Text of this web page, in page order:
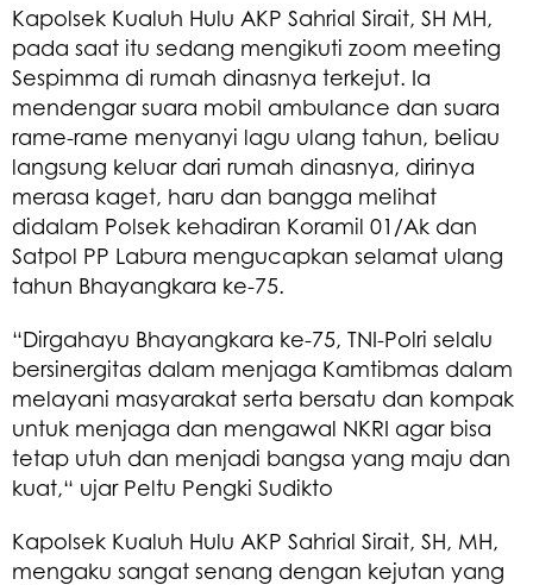
Kapolsek Kualuh Hulu AKP Sahrial Sirait, SH MH,
pada saat itu sedang mengikuti zoom meeting
Sespimma di rumah dinasnya terkejut. Ia
mendengar suara mobil ambulance dan suara
rame-rame menyanyi lagu ulang tahun, beliau
langsung keluar dari rumah dinasnya, dirinya
merasa kaget, haru dan bangga melihat
didalam Polsek kehadiran Koramil 01/Ak dan
Satpol PP Labura mengucapkan selamat ulang
tahun Bhayangkara ke-75.
“Dirgahayu Bhayangkara ke-75, TNI-Polri selalu
bersinergitas dalam menjaga Kamtibmas dalam
melayani masyarakat serta bersatu dan kompak
untuk menjaga dan mengawal NKRI agar bisa
tetap utuh dan menjadi bangsa yang maju dan
kuat,“ ujar Peltu Pengki Sudikto
Kapolsek Kualuh Hulu AKP Sahrial Sirait, SH, MH,
mengaku sangat senang dengan kejutan yang